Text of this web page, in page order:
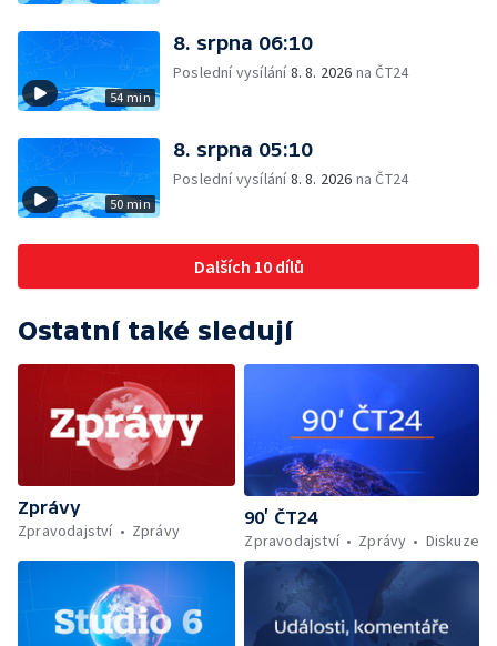
54 min
8. srpna 06:10
Poslední vysílání8. 8. 2026 na ČT24
50 min
8. srpna 05:10
Poslední vysílání8. 8. 2026 na ČT24
Dalších 10 dílů
Ostatní také sledují
Zprávy
Zpravodajství
Zprávy
90’ ČT24
Zpravodajství
Zprávy Diskuze